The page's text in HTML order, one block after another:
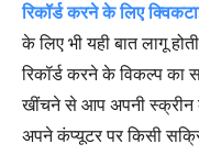
रिकॉर्ड करने के लिए
के लिए भी यही बात लागू
रिकॉर्ड करने के विकल्प का
खींचने से आप अपनी
अपने कंप्यूटर पर किसी